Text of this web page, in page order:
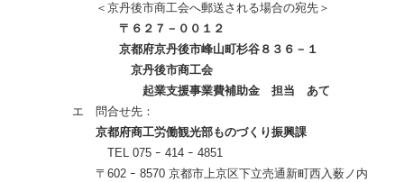
＜京丹後市商工会へ郵送される場合の宛先＞
〒６２７－００１２
京都府京丹後市峰山町杉谷８３６－１
京丹後市商工会
起業支援事業費補助金 担当 あて
エ 問合せ先：
京都府商工労働観光部ものづくり振興課
TEL 075 ｰ 414 ｰ 4851
〒602 ｰ 8570 京都市上京区下立売通新町西入薮ノ内